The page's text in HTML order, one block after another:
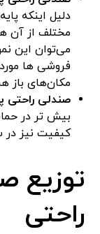
دلیل اینکه
مختلف از آن
می‌توان این
فروشی ها
مکان‌های باز
صندلی راحتی
بیش تر در
کیفیت نیز
توزیع
راحتی